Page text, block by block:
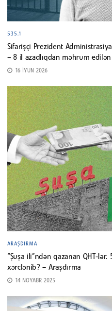
535.1
Sifarişçi Prezident
– 8 il azadlıqdan məhrum
16 İYUN 2026
ARAŞDIRMA
“Şuşa ili”ndən qazanan QHT-
xərclənib? – Araşdırma
14 NOYABR 2025